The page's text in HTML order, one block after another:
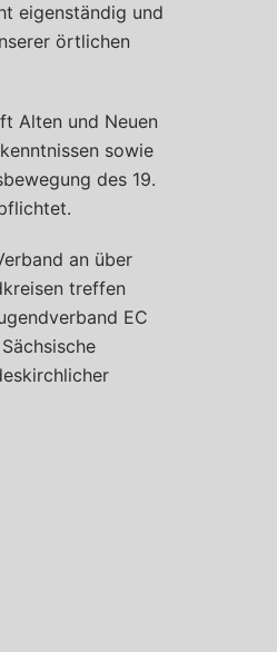
eigenständig und
örtlichen
Alten und Neuen
sowie
des 19.
an über
treffen
EC